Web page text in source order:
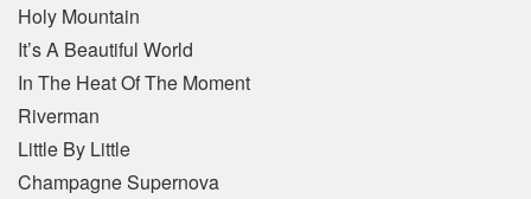
Holy Mountain
It’s A Beautiful World
In The Heat Of The Moment
Riverman
Little By Little
Champagne Supernova